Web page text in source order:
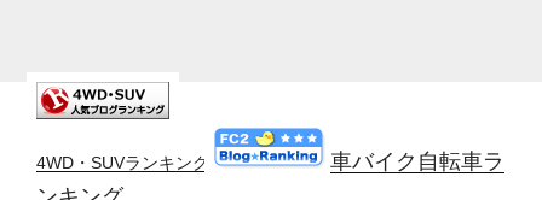
4WD・SUVランキング
車バイク自転車ラ